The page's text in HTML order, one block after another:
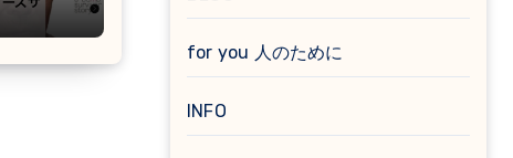
for you 人のために
INFO